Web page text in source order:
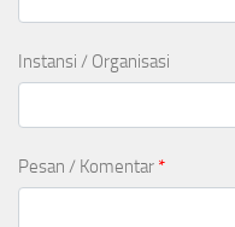
Instansi / Organisasi
Pesan / Komentar *